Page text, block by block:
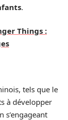
.
Things :
tels que le
à développer
s’engageant